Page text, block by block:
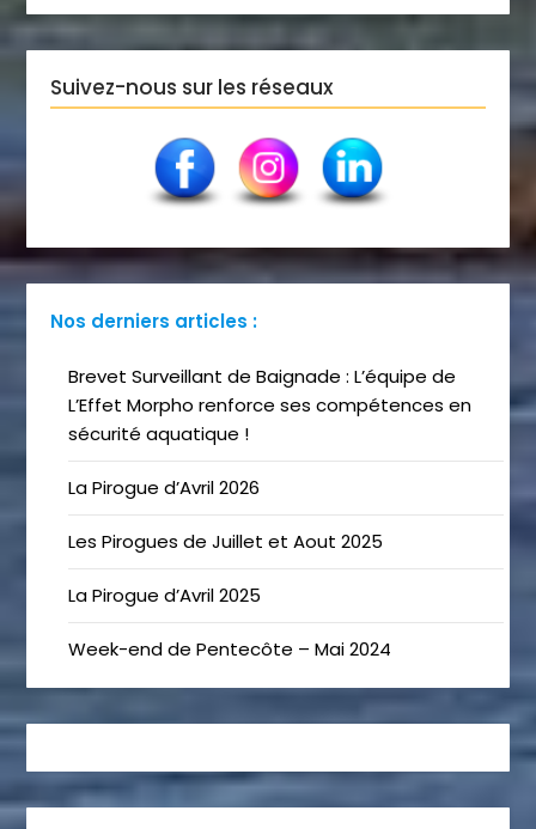
Suivez-nous sur les réseaux
Nos derniers articles :
Brevet Surveillant de Baignade : L’équipe de
L’Effet Morpho renforce ses compétences en
sécurité aquatique !
La Pirogue d’Avril 2026
Les Pirogues de Juillet et Aout 2025
La Pirogue d’Avril 2025
Week-end de Pentecôte – Mai 2024